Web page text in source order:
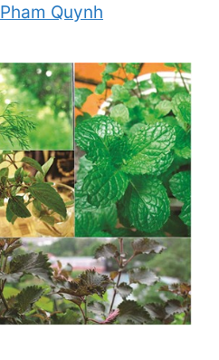
Pham Quynh